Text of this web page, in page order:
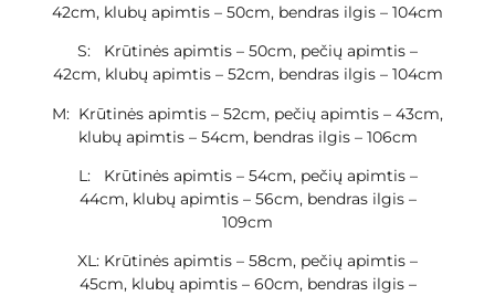
42cm, klubų apimtis – 50cm, bendras ilgis – 104cm
S: Krūtinės apimtis – 50cm, pečių apimtis –
42cm, klubų apimtis – 52cm, bendras ilgis – 104cm
M: Krūtinės apimtis – 52cm, pečių apimtis – 43cm,
klubų apimtis – 54cm, bendras ilgis – 106cm
L: Krūtinės apimtis – 54cm, pečių apimtis –
44cm, klubų apimtis – 56cm, bendras ilgis –
109cm
XL: Krūtinės apimtis – 58cm, pečių apimtis –
45cm, klubų apimtis – 60cm, bendras ilgis –